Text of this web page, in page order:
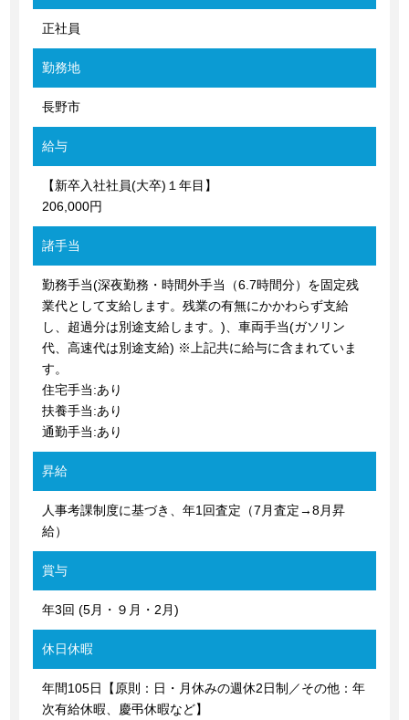
正社員
勤務地
長野市
給与
【新卒入社社員(大卒)１年目】
206,000円
諸手当
勤務手当(深夜勤務・時間外手当（6.7時間分）を固定残
業代として支給します。残業の有無にかかわらず支給
し、超過分は別途支給します。)、車両手当(ガソリン
代、高速代は別途支給) ※上記共に給与に含まれていま
す。
住宅手当:あり
扶養手当:あり
通勤手当:あり
昇給
人事考課制度に基づき、年1回査定（7月査定→8月昇
給）
賞与
年3回 (5月・９月・2月)
休日休暇
年間105日【原則：日・月休みの週休2日制／その他：年
次有給休暇、慶弔休暇など】